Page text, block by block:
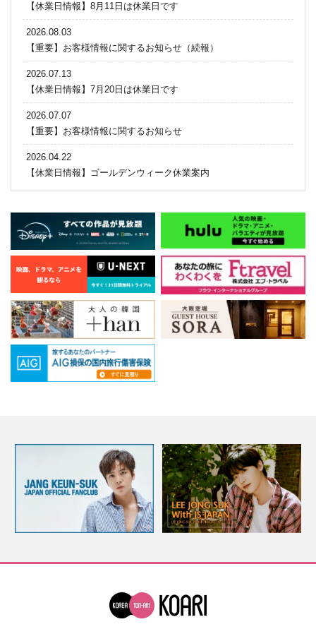
【休業日情報】8月11日は休業日です
2026.08.03
【重要】お客様情報に関するお知らせ（続報）
2026.07.13
【休業日情報】7月20日は休業日です
2026.07.07
【重要】お客様情報に関するお知らせ
2026.04.22
【休業日情報】ゴールデンウィーク休業案内